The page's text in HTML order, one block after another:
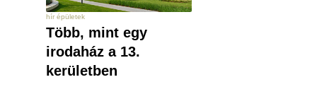
hír épületek
Több, mint egy
irodaház a 13.
kerületben